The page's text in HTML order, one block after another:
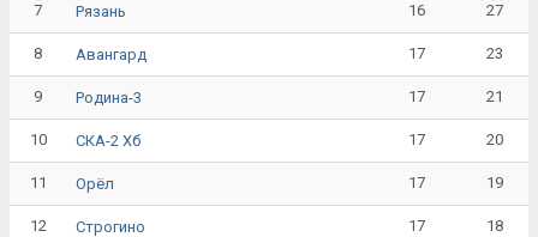
7 Рязань 16 27
8 Авангард 17 23
9 Родина-3 17 21
10 СКА-2 Хб 17 20
11 Орёл 17 19
12 Строгино 17 18